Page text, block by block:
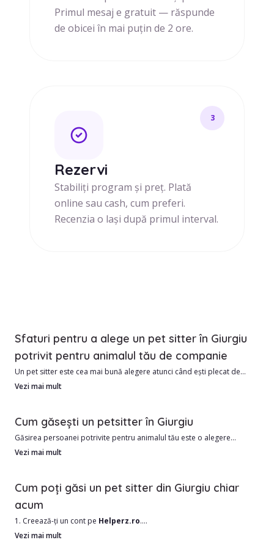
Primul mesaj e gratuit — răspunde
de obicei în mai puțin de 2 ore.
3
Rezervi
Stabiliți program și preț. Plată
online sau cash, cum preferi.
Recenzia o lași după primul interval.
Sfaturi pentru a alege un pet sitter în Giurgiu
potrivit pentru animalul tău de companie
Un pet sitter este cea mai bună alegere atunci când ești plecat de
acasă și vrei ca animalul tău să fie în siguranță și să se simtă iubit.
În Giurgiu avem în prezent 0 pet sitteri, gata să ofere grija
personalizată companionului tău.
2. Îngrijire individuală, adaptată temperamentului și nevoilor
animăluțului.
3. Familiaritate cu mediul și rutina zilnică.
4. Posibilitatea de actualizări și poze în timp real.
Vezi mai mult
Cum găsești un petsitter în Giurgiu
Găsirea persoanei potrivite pentru animalul tău este o alegere
importantă. Ai nevoie de cineva responsabil, blând și cu experiență în
Cel mai bun mod de a găsi un pet sitter în Giurgiu sau în apropiere
este să filtrezi atent opțiunile disponibile.
Ce ar trebui să iei în calcul:
Vezi mai mult
Cum poți găsi un pet sitter din Giurgiu chiar
acum
1. Creează-ți un cont pe Helperz.ro.
2. Selectează orașul Giurgiu și alte criterii importante (tip animal,
Vezi mai mult